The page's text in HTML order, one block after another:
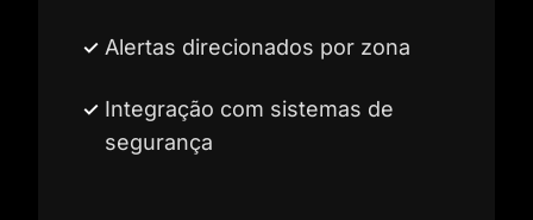
Alertas direcionados por zona
Integração com sistemas de
segurança